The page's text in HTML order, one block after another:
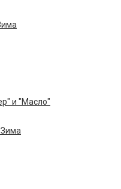
и "Масло"